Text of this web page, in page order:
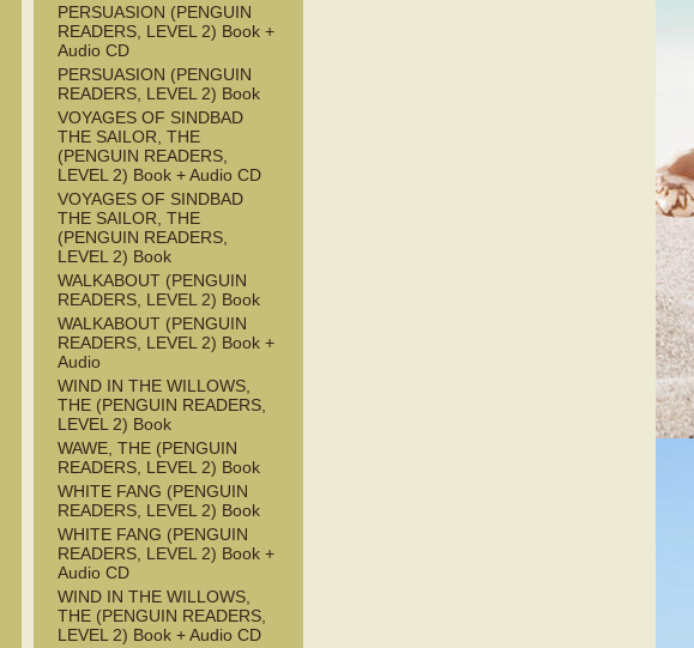
PERSUASION (PENGUIN
READERS, LEVEL 2) Book +
Audio CD
PERSUASION (PENGUIN
READERS, LEVEL 2) Book
VOYAGES OF SINDBAD
THE SAILOR, THE
(PENGUIN READERS,
LEVEL 2) Book + Audio CD
VOYAGES OF SINDBAD
THE SAILOR, THE
(PENGUIN READERS,
LEVEL 2) Book
WALKABOUT (PENGUIN
READERS, LEVEL 2) Book
WALKABOUT (PENGUIN
READERS, LEVEL 2) Book +
Audio
WIND IN THE WILLOWS,
THE (PENGUIN READERS,
LEVEL 2) Book
WAWE, THE (PENGUIN
READERS, LEVEL 2) Book
WHITE FANG (PENGUIN
READERS, LEVEL 2) Book
WHITE FANG (PENGUIN
READERS, LEVEL 2) Book +
Audio CD
WIND IN THE WILLOWS,
THE (PENGUIN READERS,
LEVEL 2) Book + Audio CD